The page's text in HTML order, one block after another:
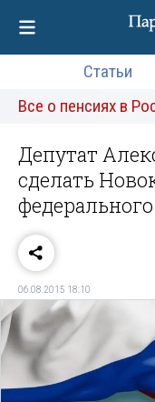
Статьи
Все о пенсиях в
Депутат
сделать
06.08.2015 18:10